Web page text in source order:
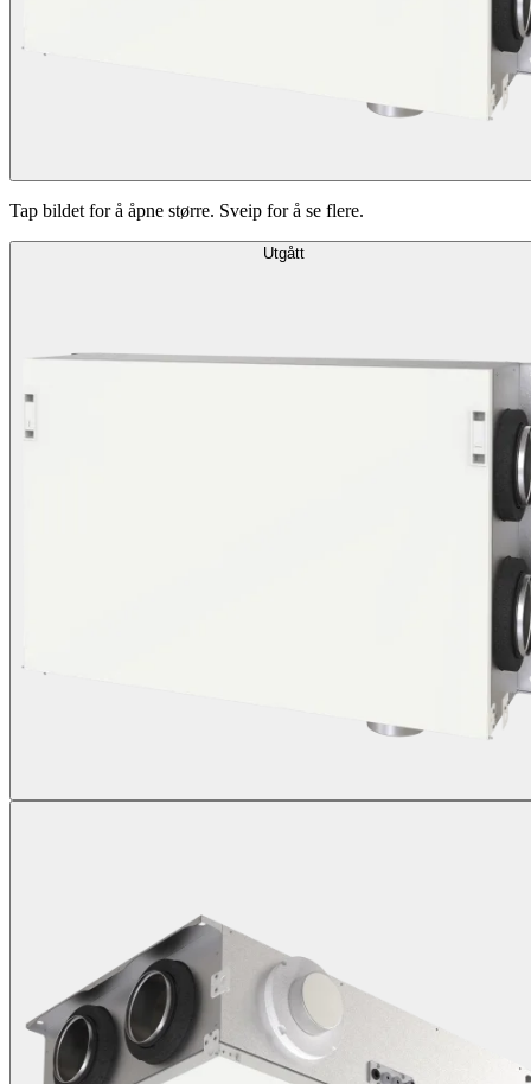
Tap bildet for å åpne større. Sveip for å se flere.
Utgått